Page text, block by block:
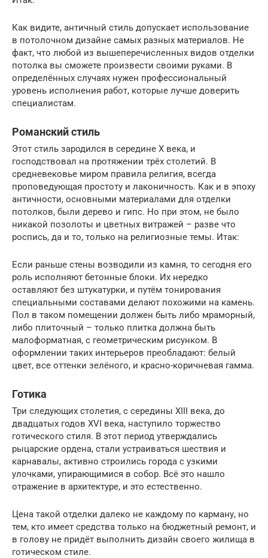
Как видите, античный стиль допускает использование
в потолочном дизайне самых разных материалов. Не
факт, что любой из вышеперечисленных видов отделки
потолка вы сможете произвести своими руками. В
определённых случаях нужен профессиональный
уровень исполнения работ, которые лучше доверить
специалистам.
Романский стиль
Этот стиль зародился в середине X века, и
господствовал на протяжении трёх столетий. В
средневековье миром правила религия, всегда
проповедующая простоту и лаконичность. Как и в эпоху
античности, основными материалами для отделки
потолков, были дерево и гипс. Но при этом, не было
никакой позолоты и цветных витражей – разве что
роспись, да и то, только на религиозные темы. Итак:
Если раньше стены возводили из камня, то сегодня его
роль исполняют бетонные блоки. Их нередко
оставляют без штукатурки, и путём тонирования
специальными составами делают похожими на камень.
Пол в таком помещении должен быть либо мраморный,
либо плиточный – только плитка должна быть
малоформатная, с геометрическим рисунком. В
оформлении таких интерьеров преобладают: белый
цвет, все оттенки зелёного, и красно-коричневая гамма.
Готика
Три следующих столетия, с середины XIII века, до
двадцатых годов XVI века, наступило торжество
готического стиля. В этот период утверждались
рыцарские ордена, стали устраиваться шествия и
карнавалы, активно строились города с узкими
улочками, упирающимися в собор. Всё это нашло
отражение в архитектуре, и это естественно.
Цена такой отделки далеко не каждому по карману, но
тем, кто имеет средства только на бюджетный ремонт, и
в голову не придёт выполнить дизайн своего жилища в
готическом стиле.